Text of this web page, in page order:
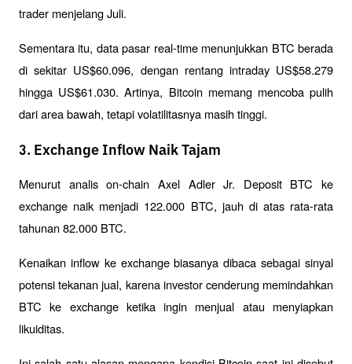
trader menjelang Juli.
Sementara itu, data pasar real-time menunjukkan BTC berada
di sekitar US$60.096, dengan rentang intraday US$58.279
hingga US$61.030. Artinya, Bitcoin memang mencoba pulih
dari area bawah, tetapi volatilitasnya masih tinggi.
3. Exchange Inflow Naik Tajam
Menurut analis on-chain Axel Adler Jr. Deposit BTC ke
exchange naik menjadi 122.000 BTC, jauh di atas rata-rata
tahunan 82.000 BTC.
Kenaikan inflow ke exchange biasanya dibaca sebagai sinyal
potensi tekanan jual, karena investor cenderung memindahkan
BTC ke exchange ketika ingin menjual atau menyiapkan
likuiditas.